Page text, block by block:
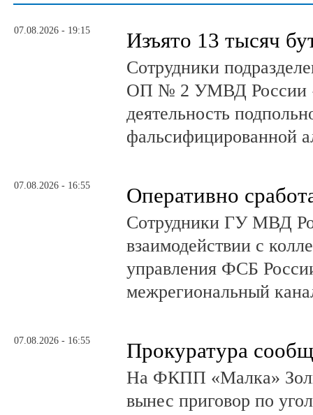
07.08.2026 - 19:15 Изъято 13 тысяч
Сотрудники
ОП № 2 УМВД России
деятельность
фальсифицированной
07.08.2026 - 16:55 Оперативно
Сотрудники ГУ МВД
взаимодействии с
управления ФСБ
межрегиональный
07.08.2026 - 16:55 Прокуратура
На ФКПП «Малка»
вынес приговор по